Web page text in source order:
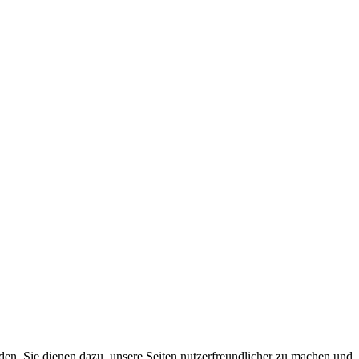
Sie dienen dazu, unsere Seiten nutzerfreundlicher zu machen und